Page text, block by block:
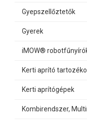
Gyepszellőztetők
Gyerek
iMOW®
Kerti aprító
Kerti aprítógépek
Kombirendszer,